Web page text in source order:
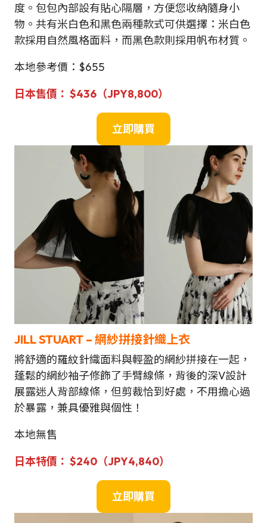
度。包包內部設有貼心隔層，方便您收納隨身小
物。共有米白色和黑色兩種款式可供選擇：米白色
款採用自然風格面料，而黑色款則採用帆布材質。
本地參考價：$655
日本售價： $436（JPY8,800）
立即購買
JILL STUART – 網紗拼接針織上衣
將舒適的羅紋針織面料與輕盈的網紗拼接在一起，
蓬鬆的網紗袖子修飾了手臂線條，背後的深V設計
展露迷人背部線條，但剪裁恰到好處，不用擔心過
於暴露，兼具優雅與個性！
本地無售
日本特價： $240（JPY4,840）
立即購買